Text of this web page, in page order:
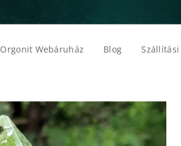
Orgonit Webáruház Blog